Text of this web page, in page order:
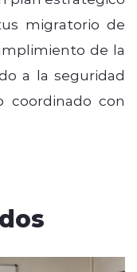
migratorio de
de la
a la seguridad
coordinado con